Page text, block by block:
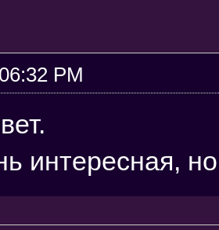
PM
интересная,